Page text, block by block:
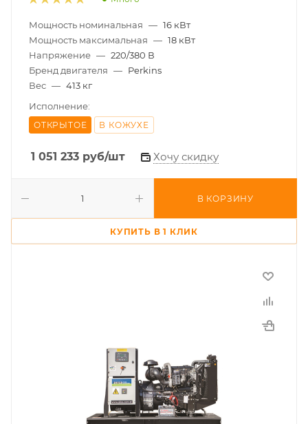
Мощность номинальная — 16 кВт
Мощность максимальная — 18 кВт
Напряжение — 220/380 В
Бренд двигателя — Perkins
Вес — 413 кг
Исполнение:
ОТКРЫТОЕ В КОЖУХЕ
1 051 233 руб/шт Хочу скидку
В КОРЗИНУ
КУПИТЬ В 1 КЛИК